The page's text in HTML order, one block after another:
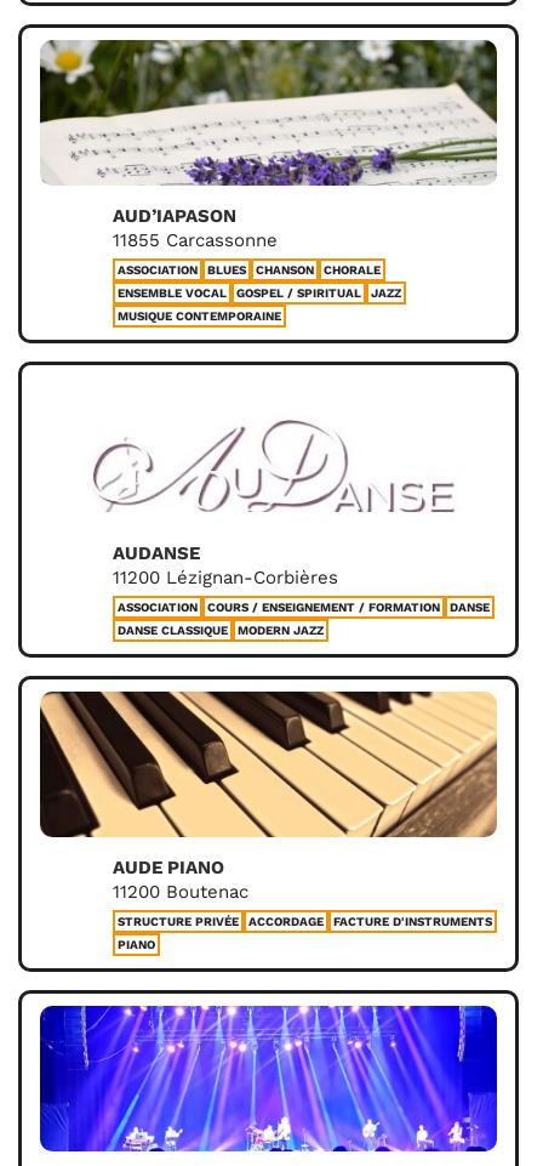
AUD’IAPASON
11855 Carcassonne
ASSOCIATION BLUES CHANSON
CHORALE
ENSEMBLE VOCAL
GOSPEL / SPIRITUAL
JAZZ
MUSIQUE CONTEMPORAINE
AUDANSE
11200 Lézignan-Corbières
ASSOCIATION COURS / ENSEIGNEMENT / FORMATION
DANSE
DANSE CLASSIQUE
MODERN JAZZ
AUDE PIANO
11200 Boutenac
STRUCTURE PRIVÉE ACCORDAGE
FACTURE D'INSTRUMENTS
PIANO